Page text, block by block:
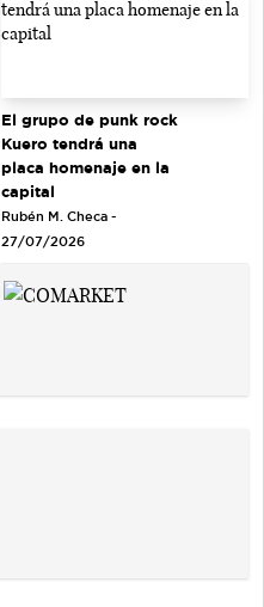
El grupo de punk rock
Kuero tendrá una
placa homenaje en la
capital
Rubén M. Checa -
27/07/2026